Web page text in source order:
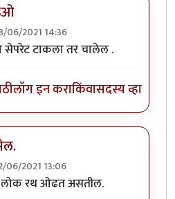
06/2021 14:36
दिवसातच यांचा हि व्हिडिओ मालिका
सेपरेट टाकला तर चालेल .
लॉग इन कराकिंवासदस्य व्हा
06/2021 13:06
व्हिडिओbyकपिलमुनी
रथ ओढत असतील.